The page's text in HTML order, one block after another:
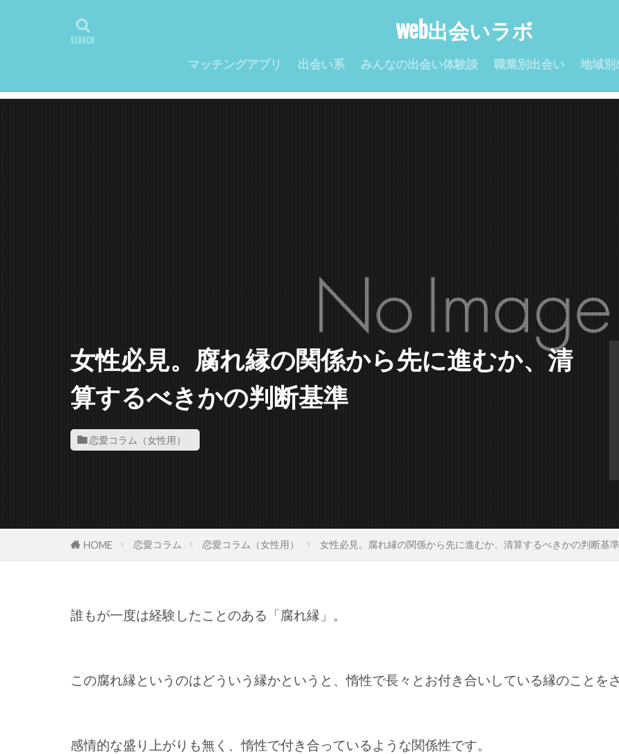
web出会いラボ
マッチングアプリ 出会い系 みんなの出会い体験談 職業別出会い 地域別
女性必見。腐れ縁の関係から先に進むか、清
算するべきかの判断基準
恋愛コラム（女性用）
HOME 恋愛コラム 恋愛コラム（女性用） 女性必見。腐れ縁の関係から先に進むか、清算するべきかの判断基準
誰もが一度は経験したことのある「腐れ縁」。
この腐れ縁というのはどういう縁かというと、惰性で長々とお付き合いしている縁のことをさ
感情的な盛り上がりも無く、惰性で付き合っているような関係性です。